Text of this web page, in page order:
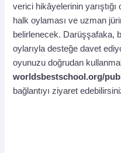
verici hikâyelerinin
halk oylaması ve uzman
belirlenecek. Darüşşafaka,
oylarıyla desteğe davet
oyunuzu doğrudan
worldsbestschool.org/
bağlantıyı ziyaret